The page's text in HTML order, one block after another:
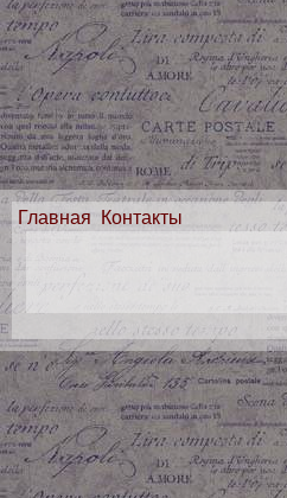
Главная Контакты